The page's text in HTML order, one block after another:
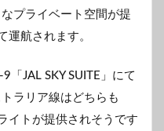
プライベート空間が提
運航されます。
JAL SKY SUITE」にて
ラリア線はどちらも
イトが提供されそうです